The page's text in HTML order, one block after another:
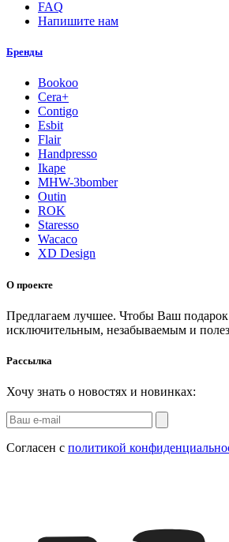
FAQ
Напишите нам
Бренды
Bookoo
Cera+
Contigo
Esbit
Flair
Handpresso
Ikape
MHW-3bomber
Outin
ROK
Staresso
Wacaco
XD Design
О проекте
Предлагаем лучшее. Чтобы Ваш подарок
исключительным, незабываемым и
Рассылка
Хочу знать о новостях и новинках:
Согласен с политикой